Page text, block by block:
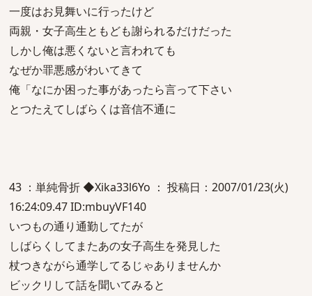
一度はお見舞いに行ったけど
両親・女子高生ともども謝られるだけだった
しかし俺は悪くないと言われても
なぜか罪悪感がわいてきて
俺「なにか困った事があったら言って下さい
とつたえてしばらくは音信不通に
43 ：単純骨折 ◆Xika33l6Yo ： 投稿日：2007/01/23(火)
16:24:09.47 ID:mbuyVF140
いつもの通り通勤してたが
しばらくしてまたあの女子高生を発見した
杖つきながら通学してるじゃありませんか
ビックリして話を聞いてみると